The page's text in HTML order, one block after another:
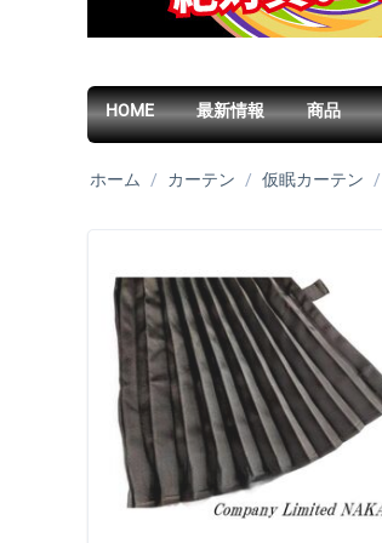
HOME 最新情報 商品
ホーム / カーテン / 仮眠カーテン /